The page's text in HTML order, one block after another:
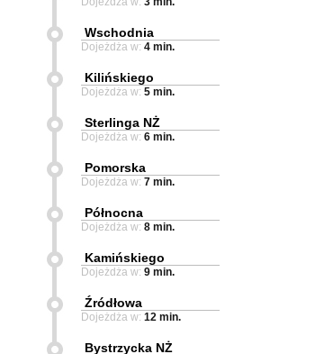
Wschodnia
Dojeżdża w: 4 min.
Kilińskiego
Dojeżdża w: 5 min.
Sterlinga NŻ
Dojeżdża w: 6 min.
Pomorska
Dojeżdża w: 7 min.
Północna
Dojeżdża w: 8 min.
Kamińskiego
Dojeżdża w: 9 min.
Źródłowa
Dojeżdża w: 12 min.
Bystrzycka NŻ